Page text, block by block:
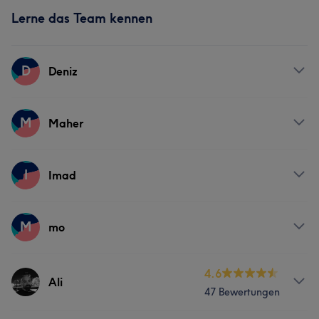
Lerne das Team kennen
D Deniz
Services
M Maher
Services
Haarentfernung
I Imad
Services
Haarentfernung
M mo
Services
Ali
4.6
47 Bewertungen